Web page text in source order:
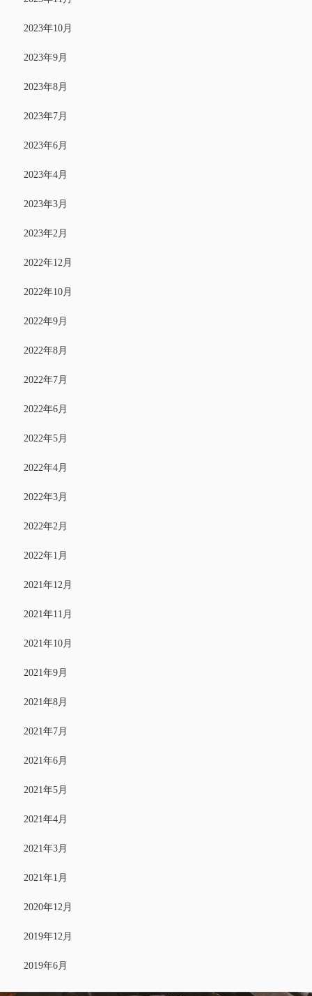
2023年10月
2023年9月
2023年8月
2023年7月
2023年6月
2023年4月
2023年3月
2023年2月
2022年12月
2022年10月
2022年9月
2022年8月
2022年7月
2022年6月
2022年5月
2022年4月
2022年3月
2022年2月
2022年1月
2021年12月
2021年11月
2021年10月
2021年9月
2021年8月
2021年7月
2021年6月
2021年5月
2021年4月
2021年3月
2021年1月
2020年12月
2019年12月
2019年6月